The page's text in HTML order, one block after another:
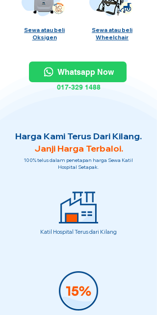
Sewa atau beli
Oksigen
Sewa atau beli
Wheelchair
Whatsapp Now
017-329 1488
Harga Kami Terus Dari Kilang.
Janji Harga Terbaloi.
100% telus dalam penetapan harga Sewa Katil
Hospital Setapak.
Katil Hospital Terus dari Kilang